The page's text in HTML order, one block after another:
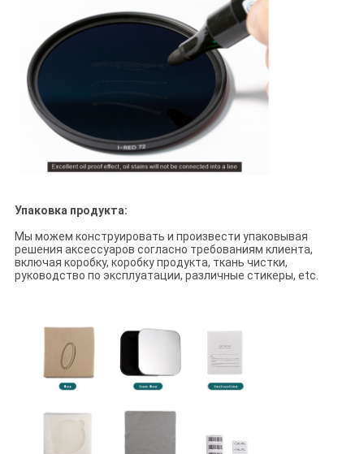
Упаковка продукта:
Мы можем конструировать и произвести упаковывая
решения аксессуаров согласно требованиям клиента,
включая коробку, коробку продукта, ткань чистки,
руководство по эксплуатации, различные стикеры, etc.